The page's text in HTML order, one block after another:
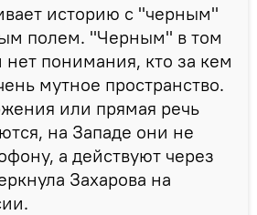
историю с "черным"
полем. "Черным" в том
нет понимания, кто за кем
мутное пространство.
или прямая речь
на Западе они не
а действуют через
Захарова на